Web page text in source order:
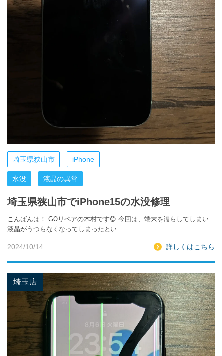
埼玉県狭山市 iPhone
水没 液晶の異常
埼玉県狭山市でiPhone15の水没修理
こんばんは！ GOリペアの木村です😊 今回は、端末を濡らしてしまい
液晶がうつらなくなってしまったとい…
2024/10/14 詳しくはこちら
埼玉店